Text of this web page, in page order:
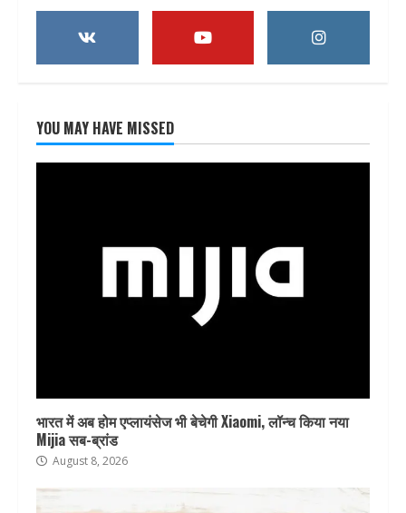
YOU MAY HAVE MISSED
भारत में अब होम एप्लायंसेज भी बेचेगी Xiaomi, लॉन्च किया नया
Mijia सब-ब्रांड
August 8, 2026